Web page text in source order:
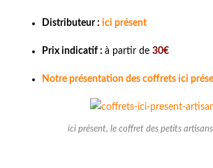
Distributeur : ici présent
Prix indicatif : à partir de 30€
Notre présentation des coffrets ici
ici présent, le coffret des petits